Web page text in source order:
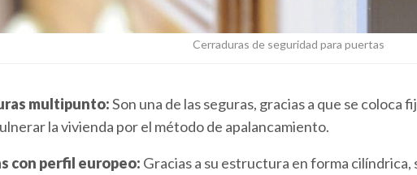
Cerraduras de seguridad para puertas
multipunto:Son una de las seguras, gracias a que se coloca
la vivienda por el método de apalancamiento.
con perfil europeo: Gracias a su estructura en forma